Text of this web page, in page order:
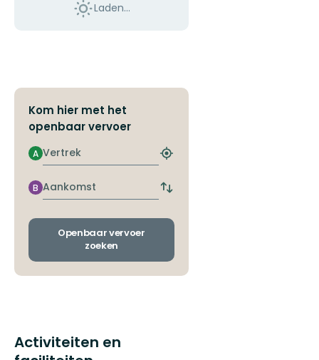
Laden…
Kom hier met het
openbaar vervoer
Vertrek
A
Zoek
dichtstbijzijnde
halte
Aankomst
B
Wissel
en
Openbaar vervoer
zoeken
Activiteiten en